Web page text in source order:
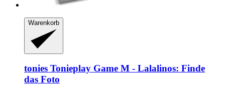
Warenkorb
tonies Tonieplay Game M -​ Lalalinos: Finde
das Foto